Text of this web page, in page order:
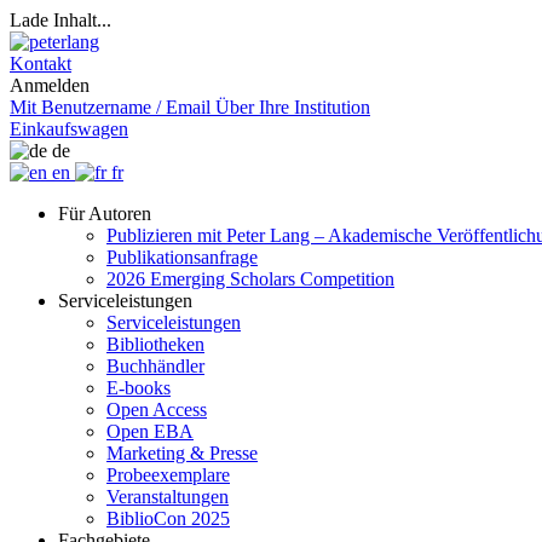
Lade Inhalt...
Kontakt
Anmelden
Mit Benutzername / Email Über Ihre Institution
Einkaufswagen
de
en
fr
Für Autoren
Publizieren mit Peter Lang – Akademische
Publikationsanfrage
2026 Emerging Scholars Competition
Serviceleistungen
Serviceleistungen
Bibliotheken
Buchhändler
E-books
Open Access
Open EBA
Marketing & Presse
Probeexemplare
Veranstaltungen
BiblioCon 2025